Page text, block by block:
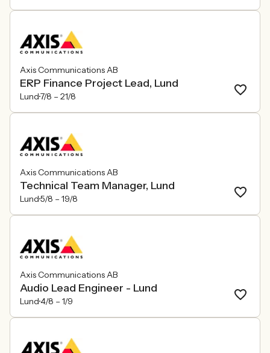
Axis Communications AB
ERP Finance Project Lead, Lund
Lund7/8 – 21/8
Axis Communications AB
Technical Team Manager, Lund
Lund5/8 – 19/8
Axis Communications AB
Audio Lead Engineer - Lund
Lund4/8 – 1/9